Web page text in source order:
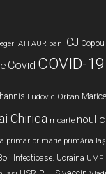
ATI AUR bani CJ Copou
Covid COVID-19
Ludovic Orban
Chirica moarte noul
primar primarie primăria Iași
Infectioase. Ucraina UMF